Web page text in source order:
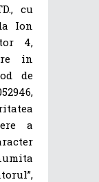
cu
Ion
4,
in
de
a